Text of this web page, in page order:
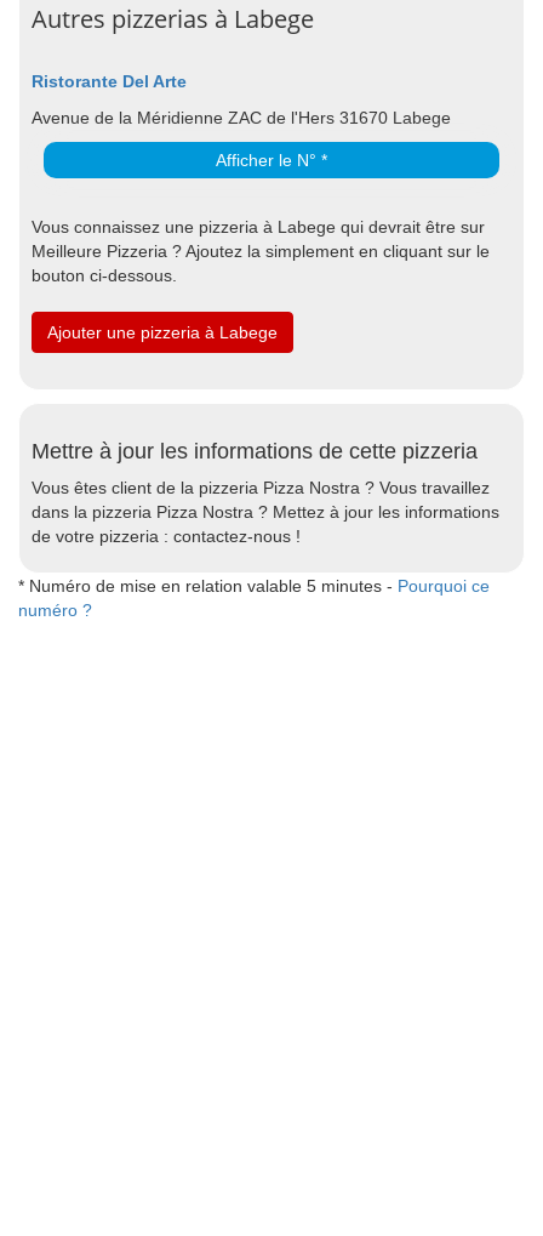
Autres pizzerias à Labege
Ristorante Del Arte
Avenue de la Méridienne ZAC de l'Hers 31670 Labege
Afficher le N° *
Vous connaissez une pizzeria à Labege qui devrait être sur
Meilleure Pizzeria ? Ajoutez la simplement en cliquant sur le
bouton ci-dessous.
Ajouter une pizzeria à Labege
Mettre à jour les informations de cette pizzeria
Vous êtes client de la pizzeria Pizza Nostra ? Vous travaillez
dans la pizzeria Pizza Nostra ? Mettez à jour les informations
de votre pizzeria : contactez-nous !
* Numéro de mise en relation valable 5 minutes - Pourquoi ce
numéro ?